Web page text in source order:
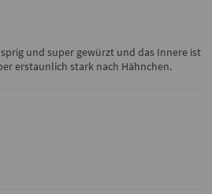
und super gewürzt und das Innere ist
erstaunlich stark nach Hähnchen.